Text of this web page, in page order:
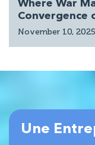
Where War
Convergence
November 10, 2025
Une